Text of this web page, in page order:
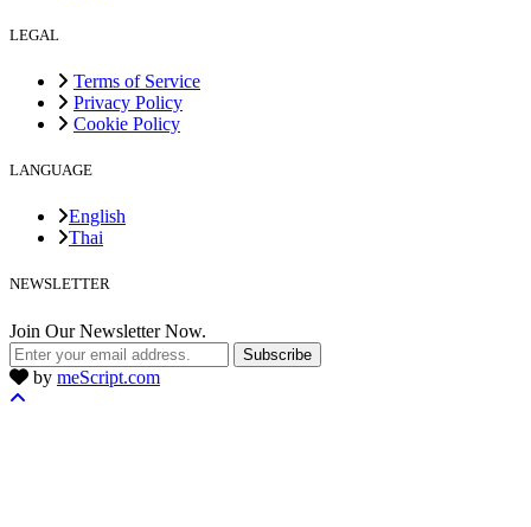
LEGAL
Terms of Service
Privacy Policy
Cookie Policy
LANGUAGE
English
Thai
NEWSLETTER
Join Our Newsletter Now.
Subscribe
by meScript.com